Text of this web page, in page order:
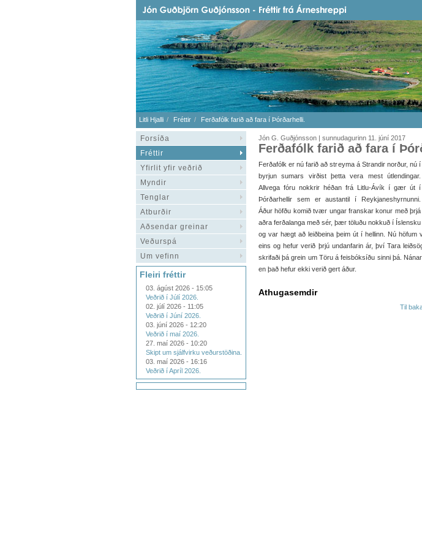
Litli Hjalli Fréttir Ferðafólk farið að fara í Þórðarhelli.
Forsíða
Fréttir
Yfirlit yfir veðrið
Myndir
Tenglar
Atburðir
Aðsendar greinar
Veðurspá
Um vefinn
Fleiri fréttir
03. ágúst 2026 - 15:05
Veðrið í Júlí 2026.
02. júlí 2026 - 11:05
Veðrið í Júní 2026.
03. júní 2026 - 12:20
Veðrið í maí 2026.
27. maí 2026 - 10:20
Skipt um sjálfvirku veðurstöðina.
03. maí 2026 - 16:16
Veðrið í Apríl 2026.
Jón G. Guðjónsson | sunnudagurinn 11. júní 2017
Ferðafólk farið að fara í
Ferðafólk er nú farið að streyma á Strandir norður, nú í
byrjun sumars virðist þetta vera mest útlendingar.
Allvega fóru nokkrir héðan frá Litlu-Ávík í gær út í
Þórðarhellir sem er austantil í Reykjaneshyrnunni.
Áður höfðu komið tvær ungar franskar konur með þrjá
aðra ferðalanga með sér, þær töluðu nokkuð í Íslensku
og var hægt að leiðbeina þeim út í hellinn. Nú höfum
eins og hefur verið þrjú undanfarin ár, því Tara
skrifaði þá grein um Töru á feisbóksíðu sinni þá.
en það hefur ekki verið gert áður.
Athugasemdir
Til